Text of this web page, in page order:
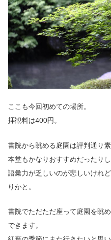
ここも今回初めての場所。
拝観料は400円。
書院から眺める庭園は評判通り
本堂もかなりおすすめだったりし
語彙力が乏しいのが悲しいけれ
りかと。
書院でただただ座って庭園を眺
できます。